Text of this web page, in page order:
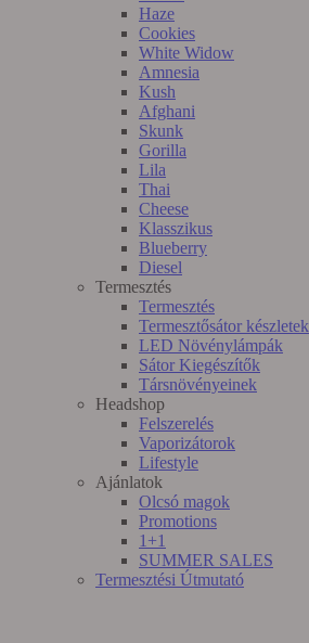
Haze
Cookies
White Widow
Amnesia
Kush
Afghani
Skunk
Gorilla
Lila
Thai
Cheese
Klasszikus
Blueberry
Diesel
Termesztés
Termesztés
Termesztősátor készletek
LED Növénylámpák
Sátor Kiegészítők
Társnövényeinek
Headshop
Felszerelés
Vaporizátorok
Lifestyle
Ajánlatok
Olcsó magok
Promotions
1+1
SUMMER SALES
Termesztési Útmutató